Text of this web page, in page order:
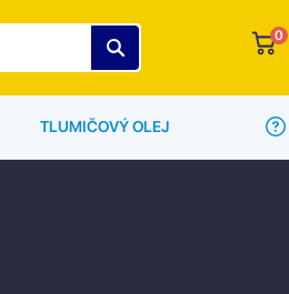
0
TLUMIČOVÝ OLEJ